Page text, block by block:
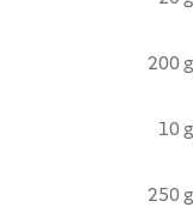
200 g
10 g
250 g